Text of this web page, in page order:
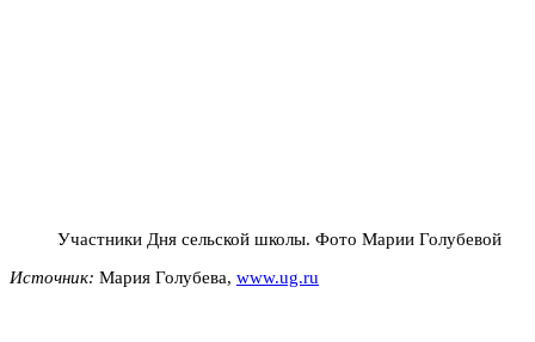
Участники Дня сельской школы. Фото Марии Голубевой
Источник: Мария Голубева, www.ug.ru